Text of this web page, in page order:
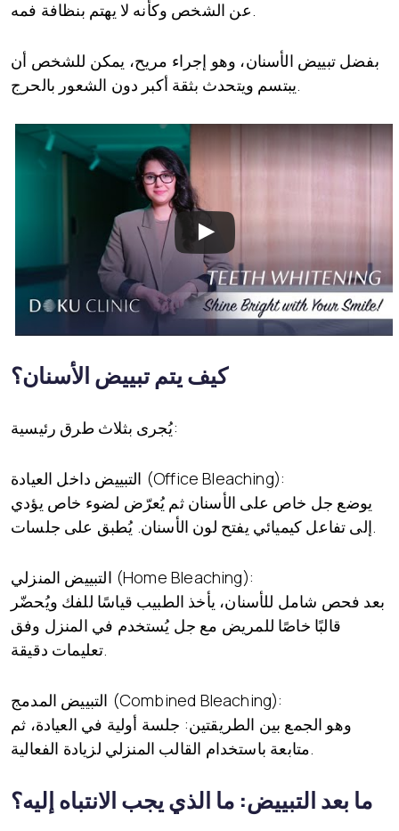
بفضل تبييض الأسنان، وهو إجراء مريح، يمكن للشخص أن
كيف يتم تبييض الأسنان؟
يُجرى بثلاث طرق رئيسية:
التبييض داخل العيادة (Office Bleaching):
يوضع جل خاص على الأسنان ثم يُعرّض لضوء خاص يؤدي
إلى تفاعل كيميائي يفتح لون الأسنان. يُطبق على جلسات.
التبييض المنزلي (Home Bleaching):
بعد فحص شامل للأسنان، يأخذ الطبيب قياسًا للفك ويُحضّر
قالبًا خاصًا للمريض مع جل يُستخدم في المنزل وفق
تعليمات دقيقة.
التبييض المدمج (Combined Bleaching):
وهو الجمع بين الطريقتين: جلسة أولية في العيادة، ثم
متابعة باستخدام القالب المنزلي لزيادة الفعالية.
ما بعد التبييض: ما الذي يجب الانتباه إليه؟